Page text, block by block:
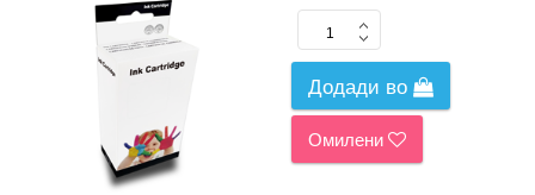
Додади во
Омилени